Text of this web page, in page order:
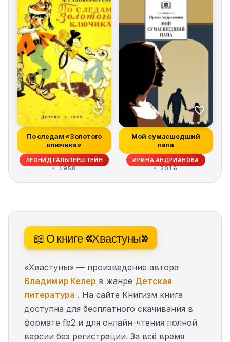
По следам «Золотого
ключика»
ЛЕОНИД ГАЛЬПЕРШТЕЙН
1958
Мой сумасшедший
папа
ИРИНА АНДРИАНОВА
2016
📖 О книге «Хвастуны»
«Хвастуны» — произведение автора
Владимир Келер в жанре Детская
литература . На сайте Книгизм книга
доступна для бесплатного скачивания в
формате fb2 и для онлайн-чтения полной
версии без регистрации. За всё время